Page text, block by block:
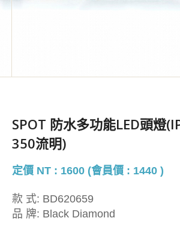
SPOT 防水多功能LED頭燈
350流明)
定價 NT : 1600 (會員價 : 1440 )
款 式: BD620659
品 牌: Black Diamond